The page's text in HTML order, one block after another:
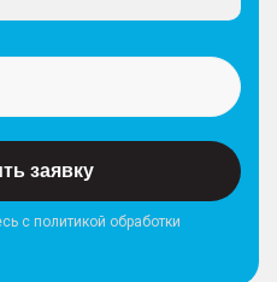
заявку
с политикой обработки